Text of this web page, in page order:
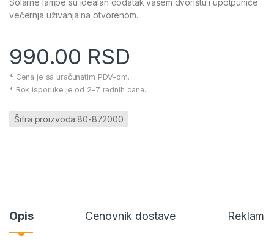
večernja uživanja na otvorenom.
990.00 RSD
* Cena je sa uračunatim PDV-om.
* Rok isporuke je od 2-7 radnih dana.
Šifra proizvoda:80-872000
Opis Cenovnik dostave